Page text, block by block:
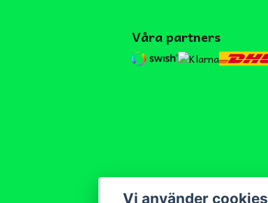
Våra partners
Vi använder cookies